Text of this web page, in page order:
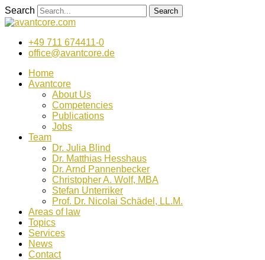
Zum
Inhalt
Search Search
+49 711 674411-0
office@avantcore.de
Home
Avantcore
About Us
Competencies
Publications
Jobs
Team
Dr. Julia Blind
Dr. Matthias Hesshaus
Dr. Arnd Pannenbecker
Christopher A. Wolf, MBA
Stefan Unterriker
Prof. Dr. Nicolai Schädel, LL.M.
Areas of law
Topics
Services
News
Contact